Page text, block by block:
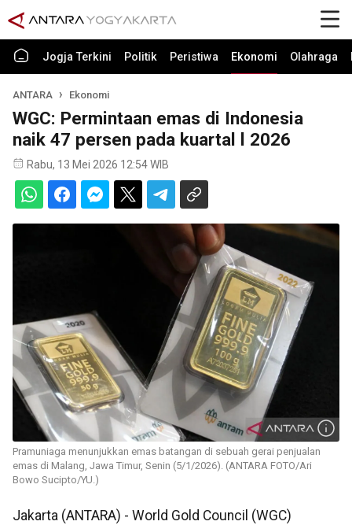
Jogja Terkini Politik Peristiwa Ekonomi Olahraga
ANTARA Ekonomi
WGC: Permintaan emas di Indonesia
naik 47 persen pada kuartal l 2026
Rabu, 13 Mei 2026 12:54 WIB
Pramuniaga menunjukkan emas batangan di sebuah gerai penjualan
emas di Malang, Jawa Timur, Senin (5/1/2026). (ANTARA FOTO/Ari
Bowo Sucipto/YU.)
Jakarta (ANTARA) - World Gold Council (WGC)